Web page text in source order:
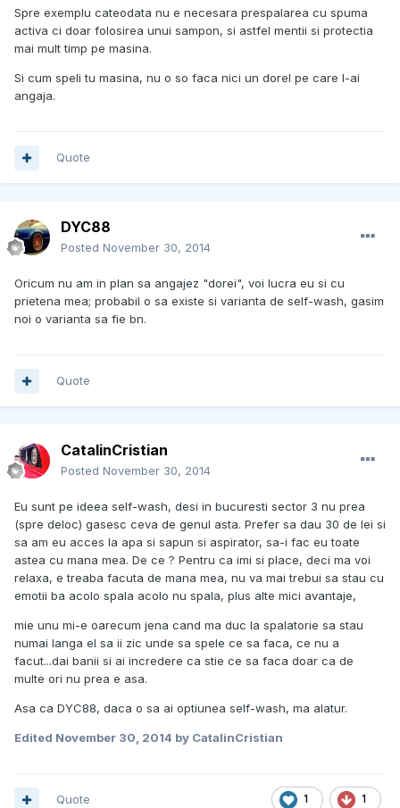
Spre exemplu cateodata nu e necesara prespalarea cu spuma
activa ci doar folosirea unui sampon, si astfel mentii si protectia
mai mult timp pe masina.
Si cum speli tu masina, nu o so faca nici un dorel pe care l-ai
angaja.
Quote
DYC88
Posted November 30, 2014
Oricum nu am in plan sa angajez "dorei", voi lucra eu si cu
prietena mea; probabil o sa existe si varianta de self-wash, gasim
noi o varianta sa fie bn.
Quote
CatalinCristian
Posted November 30, 2014
Eu sunt pe ideea self-wash, desi in bucuresti sector 3 nu prea
(spre deloc) gasesc ceva de genul asta. Prefer sa dau 30 de lei si
sa am eu acces la apa si sapun si aspirator, sa-i fac eu toate
astea cu mana mea. De ce ? Pentru ca imi si place, deci ma voi
relaxa, e treaba facuta de mana mea, nu va mai trebui sa stau cu
emotii ba acolo spala acolo nu spala, plus alte mici avantaje,
mie unu mi-e oarecum jena cand ma duc la spalatorie sa stau
numai langa el sa ii zic unde sa spele ce sa faca, ce nu a
facut...dai banii si ai incredere ca stie ce sa faca doar ca de
multe ori nu prea e asa.
Asa ca DYC88, daca o sa ai optiunea self-wash, ma alatur.
Edited November 30, 2014 by CatalinCristian
1 1
Quote